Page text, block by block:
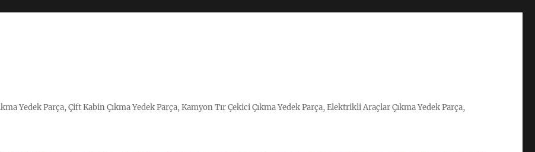
Yedek Parça, Çift Kabin Çıkma Yedek Parça, Kamyon Tır Çekici Çıkma Yedek Parça, Elektrikli Araçlar Çıkma Yedek Parça,